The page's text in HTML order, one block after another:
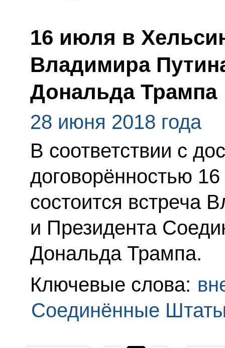
16 июля в
Владимира
Дональда Трампа
28 июня 2018 года
В соответствии с
договорённостью
состоится встреча
и Президента
Дональда Трампа.
Ключевые слова:
Соединённые